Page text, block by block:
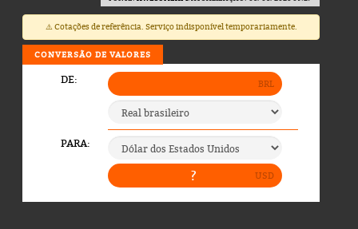
⚠️ Cotações de referência. Serviço indisponível temporariamente.
CONVERSÃO DE VALORES